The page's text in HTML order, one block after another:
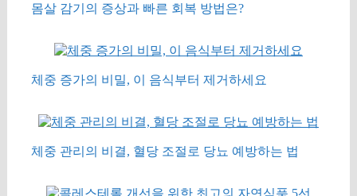
몸살 감기의 증상과 빠른 회복 방법은?
체중 증가의 비밀, 이 음식부터 제거하세요
체중 관리의 비결, 혈당 조절로 당뇨 예방하는 법